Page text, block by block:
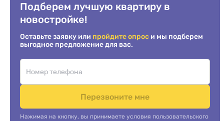
Подберем лучшую квартиру в
новостройке!
Оставьте заявку или пройдите опрос и мы подберем
выгодное предложение для вас.
Перезвоните мне
Нажимая на кнопку, вы принимаете условия пользовательского